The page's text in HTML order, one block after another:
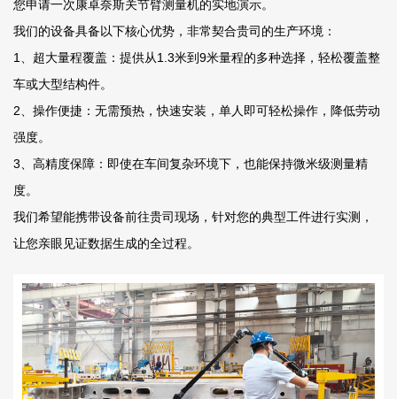
您申请一次康卓奈斯关节臂测量机的实地演示。
我们的设备具备以下核心优势，非常契合贵司的生产环境：
1、超大量程覆盖：提供从1.3米到9米量程的多种选择，轻松覆盖整
车或大型结构件。
2、操作便捷：无需预热，快速安装，单人即可轻松操作，降低劳动
强度。
3、高精度保障：即使在车间复杂环境下，也能保持微米级测量精
度。
我们希望能携带设备前往贵司现场，针对您的典型工件进行实测，
让您亲眼见证数据生成的全过程。